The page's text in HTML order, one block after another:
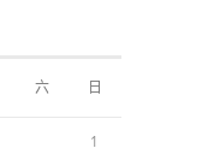
六 日
1